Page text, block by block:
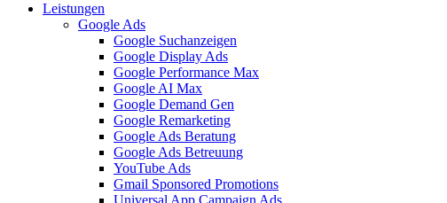
Leistungen
Google Ads
Google Suchanzeigen
Google Display Ads
Google Performance Max
Google AI Max
Google Demand Gen
Google Remarketing
Google Ads Beratung
Google Ads Betreuung
YouTube Ads
Gmail Sponsored Promotions
Universal App Campaign Ads